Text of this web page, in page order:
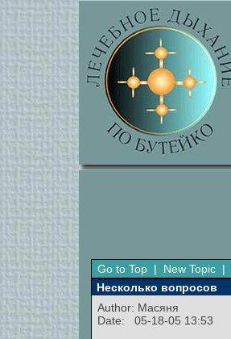
Go to Top | New Topic |
Несколько вопросов
Author: Масяня
Date: 05-18-05 13:53